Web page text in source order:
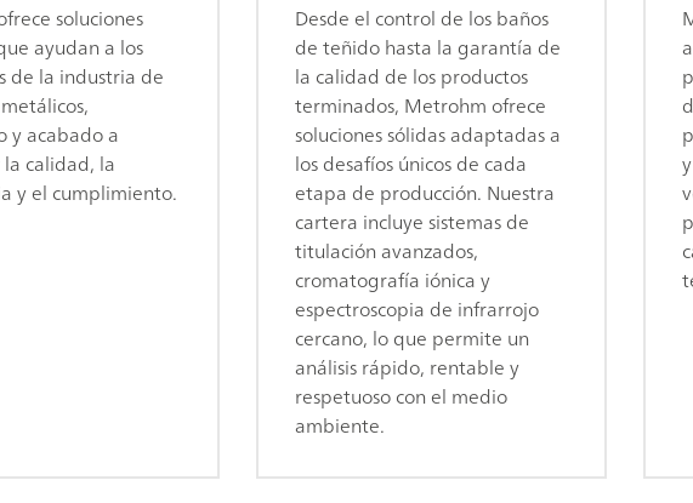
soluciones
ayudan a los
de la industria de
y acabado a
calidad, la
y el cumplimiento.
Desde el control de los baños
de teñido hasta la garantía de
la calidad de los productos
terminados, Metrohm ofrece
soluciones sólidas adaptadas a
los desafíos únicos de cada
etapa de producción. Nuestra
cartera incluye sistemas de
titulación avanzados,
cromatografía iónica y
espectroscopia de infrarrojo
cercano, lo que permite un
análisis rápido, rentable y
respetuoso con el medio
ambiente.